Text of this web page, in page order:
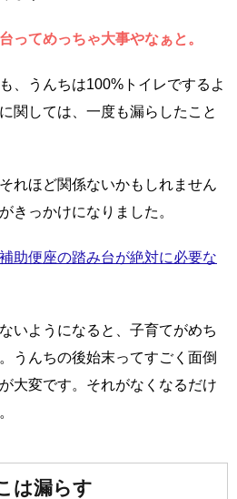
ってめっちゃ大事やなぁと。
、うんちは100%トイレでするよ
関しては、一度も漏らしたこと
れほど関係ないかもしれません
きっかけになりました。
助便座の踏み台が絶対に必要な
いようになると、子育てがめち
うんちの後始末ってすごく面倒
大変です。それがなくなるだけ
は漏らす